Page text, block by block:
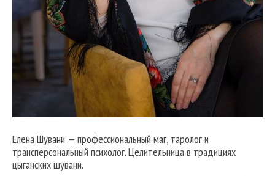
Елена Шувани — профессиональный маг, таролог и
трансперсональный психолог. Целительница в традициях
цыганских шувани.